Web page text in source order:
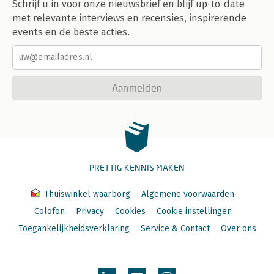
9.3 Expertniveau 209
Over de auteur 211
Register 213
Schrijf u in voor onze nieuwsbrief en blijf up-to-date
met relevante interviews en recensies, inspirerende
events en de beste acties.
Aanmelden
PRETTIG KENNIS MAKEN
Thuiswinkel waarborg
Algemene voorwaarden
Colofon
Privacy Cookies
Cookie instellingen
Toegankelijkheidsverklaring
Service & Contact Over ons